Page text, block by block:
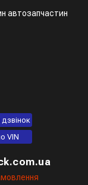
месенджери
автозапчастин
VIN